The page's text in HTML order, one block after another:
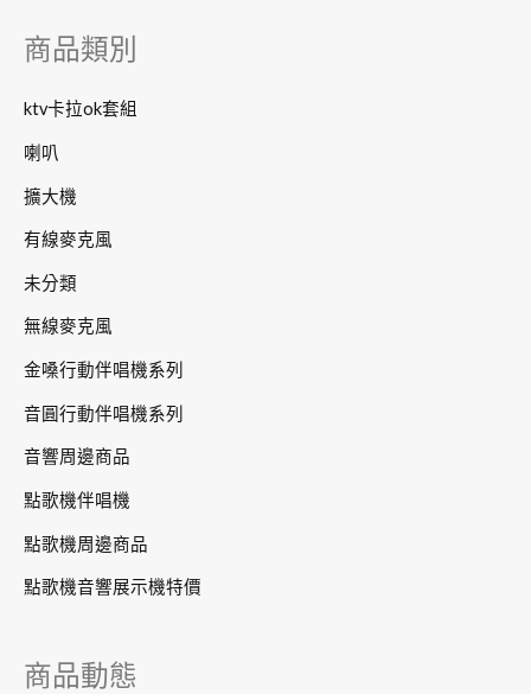
商品類別
ktv卡拉ok套組
喇叭
擴大機
有線麥克風
未分類
無線麥克風
金嗓行動伴唱機系列
音圓行動伴唱機系列
音響周邊商品
點歌機伴唱機
點歌機周邊商品
點歌機音響展示機特價
商品動態